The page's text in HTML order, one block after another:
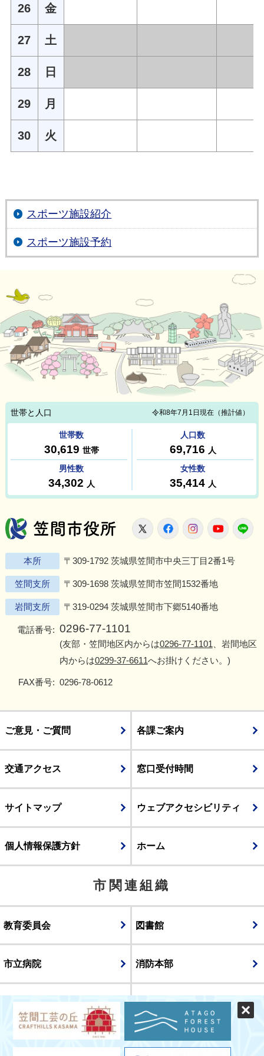
26 金
27 土
28 日
29 月
30 火
スポーツ施設紹介
スポーツ施設予約
笠間市役所
X FacebookInstagram
本所 〒309-1792 茨城県笠間市中央三丁目2番1号
笠間支所 〒309-1698 茨城県笠間市笠間1532番地
岩間支所 〒319-0294 茨城県笠間市下郷5140番地
電話番号: 0296-77-1101
(友部・笠間地区内からは0296-77-1101 、岩間地区
内からは0299-37-6611へお掛けください。)
FAX番号: 0296-78-0612
ご意見・ご質問 各課ご案内
交通アクセス 窓口受付時間
サイトマップ ウェブアクセシビリティ
個人情報保護方針 ホーム
市関連組織
教育委員会 図書館
市立病院 消防本部
議会
表示 スマートフォン版 パソコン版